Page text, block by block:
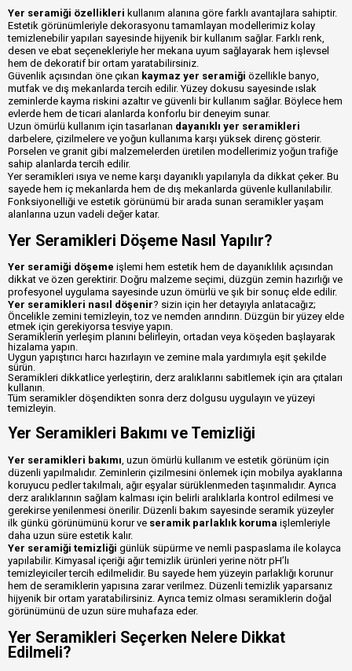
Yer seramiği özellikleri kullanım alanına göre farklı avantajlara sahiptir.
Estetik görünümleriyle dekorasyonu tamamlayan modellerimiz kolay
temizlenebilir yapıları sayesinde hijyenik bir kullanım sağlar. Farklı renk,
desen ve ebat seçenekleriyle her mekana uyum sağlayarak hem işlevsel
hem de dekoratif bir ortam yaratabilirsiniz.
Güvenlik açısından öne çıkan kaymaz yer seramiği özellikle banyo,
mutfak ve dış mekanlarda tercih edilir. Yüzey dokusu sayesinde ıslak
zeminlerde kayma riskini azaltır ve güvenli bir kullanım sağlar. Böylece hem
evlerde hem de ticari alanlarda konforlu bir deneyim sunar.
Uzun ömürlü kullanım için tasarlanan dayanıklı yer seramikleri
darbelere, çizilmelere ve yoğun kullanıma karşı yüksek direnç gösterir.
Porselen ve granit gibi malzemelerden üretilen modellerimiz yoğun trafiğe
sahip alanlarda tercih edilir.
Yer seramikleri ısıya ve neme karşı dayanıklı yapılarıyla da dikkat çeker. Bu
sayede hem iç mekanlarda hem de dış mekanlarda güvenle kullanılabilir.
Fonksiyonelliği ve estetik görünümü bir arada sunan seramikler yaşam
alanlarına uzun vadeli değer katar.
Yer Seramikleri Döşeme Nasıl Yapılır?
Yer seramiği döşeme işlemi hem estetik hem de dayanıklılık açısından
dikkat ve özen gerektirir. Doğru malzeme seçimi, düzgün zemin hazırlığı ve
profesyonel uygulama sayesinde uzun ömürlü ve şık bir sonuç elde edilir.
Yer seramikleri nasıl döşenir? sizin için her detayıyla anlatacağız;
Öncelikle zemini temizleyin, toz ve nemden arındırın. Düzgün bir yüzey elde
etmek için gerekiyorsa tesviye yapın.
Seramiklerin yerleşim planını belirleyin, ortadan veya köşeden başlayarak
hizalama yapın.
Uygun yapıştırıcı harcı hazırlayın ve zemine mala yardımıyla eşit şekilde
sürün.
Seramikleri dikkatlice yerleştirin, derz aralıklarını sabitlemek için ara çıtaları
kullanın.
Tüm seramikler döşendikten sonra derz dolgusu uygulayın ve yüzeyi
temizleyin.
Yer Seramikleri Bakımı ve Temizliği
Yer seramikleri bakımı , uzun ömürlü kullanım ve estetik görünüm için
düzenli yapılmalıdır. Zeminlerin çizilmesini önlemek için mobilya ayaklarına
koruyucu pedler takılmalı, ağır eşyalar sürüklenmeden taşınmalıdır. Ayrıca
derz aralıklarının sağlam kalması için belirli aralıklarla kontrol edilmesi ve
gerekirse yenilenmesi önerilir. Düzenli bakım sayesinde seramik yüzeyler
ilk günkü görünümünü korur ve seramik parlaklık koruma işlemleriyle
daha uzun süre estetik kalır.
Yer seramiği temizliği günlük süpürme ve nemli paspaslama ile kolayca
yapılabilir. Kimyasal içeriği ağır temizlik ürünleri yerine nötr pH’lı
temizleyiciler tercih edilmelidir. Bu sayede hem yüzeyin parlaklığı korunur
hem de seramiklerin yapısına zarar verilmez. Düzenli temizlik yaparsanız
hijyenik bir ortam yaratabilirsiniz. Ayrıca temiz olması seramiklerin doğal
görünümünü de uzun süre muhafaza eder.
Yer Seramikleri Seçerken Nelere Dikkat
Edilmeli?